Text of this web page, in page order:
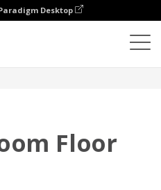
Desktop
Floor